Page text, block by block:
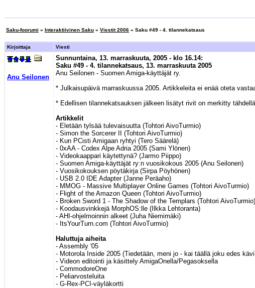
Saku-foorumi » Interaktiivinen Saku » Viestit 2006 » Saku #49 - 4. tilannekatsaus
Kirjoittaja Viesti
Anu Seilonen
Sunnuntaina, 13. marraskuuta, 2005 - klo 16.14:
Saku #49 - 4. tilannekatsaus, 13. marraskuuta 2005
Anu Seilonen - Suomen Amiga-käyttäjät ry.
* Julkaisupäivä marraskuussa 2005. Artikkeleita ei enää oteta
* Edellisen tilannekatsauksen jälkeen lisätyt rivit on merkitty tähdellä.
Artikkelit
- Eletään tylsää tulevaisuutta (Tohtori AivoTurmio)
- Simon the Sorcerer II (Tohtori AivoTurmio)
- Kun PCisti Amigaan ryhtyi (Tero Säärelä)
- 0xAA - Codex Alpe Adria 2005 (Sami Ylönen)
- Videokaappari käytettynä? (Jarmo Piippo)
- Suomen Amiga-käyttäjät ry:n vuosikokous 2005 (Anu Seilonen)
- Vuosikokouksen pöytäkirja (Sirpa Pöyhönen)
- USB 2.0 IDE Adapter (Janne Peräaho)
- MMOG - Massive Multiplayer Online Games (Tohtori AivoTurmio)
- Flight of the Amazon Queen (Tohtori AivoTurmio)
- Broken Sword 1 - The Shadow of the Templars (Tohtori AivoTurmio)
- Koodausvinkkejä MorphOS:lle (Ilkka Lehtoranta)
- AHI-ohjelmoinnin alkeet (Juha Niemimäki)
- ItsYourTurn.com (Tohtori AivoTurmio)
Haluttuja aiheita
- Assembly '05
- Motorola Inside 2005 (Tiedetään, meni jo - kai täällä joku edes
- Videon editointi ja käsittely AmigaOnella/Pegasoksella
- CommodoreOne
- Peliarvosteluita
- G-Rex-PCI-väyläkortti